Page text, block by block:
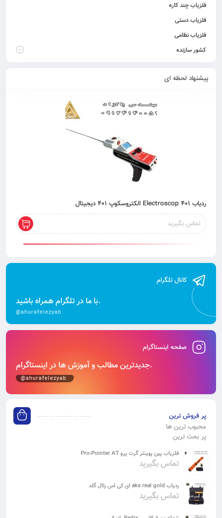
فلزیاب چند کاره
فلزیاب دستی
فلزیاب نظامی
کشور سازنده
پیشنهاد لحظه ای
ردیاب 401 Electroscop الکتروسکوپ 401 دیجیتال
تماس بگیرید
کانال تلگرام
با ما در تلگرام همراه باشید.
@ahurafelezyab
صفحه اینستاگرام
جدیدترین مطالب و آموزش‌ ها در اینستاگرام.
@ahurafelezyab
پر فروش ترین
محبوب ترین ها
پر بحث ترین
فلزیاب پین پوینتر گرت پرو Pro-Pointer AT
تماس بگیرید
ردیاب aks real gold ای کی اس رئال گلد
تماس بگیرید